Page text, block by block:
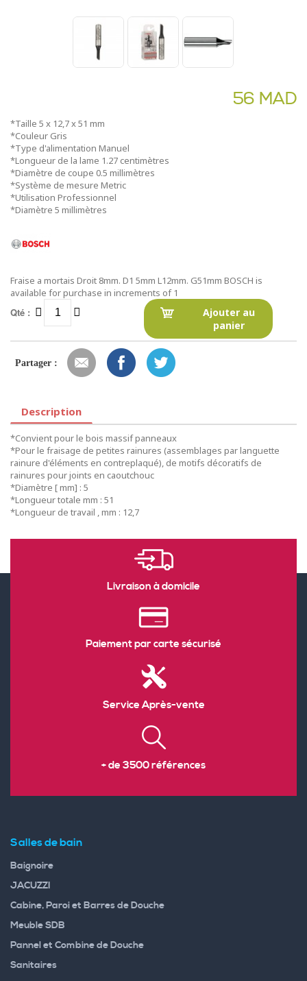
56 MAD
*Taille 5 x 12,7 x 51 mm
*Couleur Gris
*Type d'alimentation Manuel
*Longueur de la lame 1.27 centimètres
*Diamètre de coupe 0.5 millimètres
*Système de mesure Metric
*Utilisation Professionnel
*Diamètre 5 millimètres
Fraise a mortais Droit 8mm. D1 5mm L12mm. G51mm BOSCH is
available for purchase in increments of 1
Qté :
Ajouter au
panier
Partager :
Description
*Convient pour le bois massif panneaux
*Pour le fraisage de petites rainures (assemblages par languette
rainure d'éléments en contreplaqué), de motifs décoratifs de
rainures pour joints en caoutchouc
*Diamètre [ mm] : 5
*Longueur totale mm : 51
*Longueur de travail , mm : 12,7
Livraison à domicile
Paiement par carte sécurisé
Service Après-vente
+ de 3500 références
Salles de bain
Baignoire
JACUZZI
Cabine, Paroi et Barres de Douche
Meuble SDB
Pannel et Combine de Douche
Sanitaires